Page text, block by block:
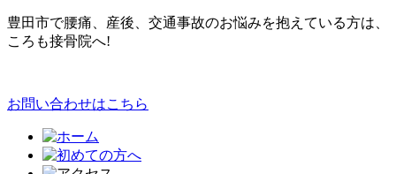
豊田市で腰痛、産後、交通事故のお悩みを抱えている方は、
ころも接骨院へ!
お問い合わせはこちら